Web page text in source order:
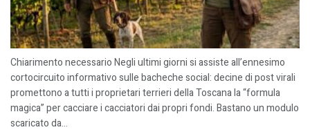
Chiarimento necessario Negli ultimi giorni si assiste all’ennesimo
cortocircuito informativo sulle bacheche social: decine di post virali
promettono a tutti i proprietari terrieri della Toscana la “formula
magica” per cacciare i cacciatori dai propri fondi. Bastano un modulo
scaricato da...